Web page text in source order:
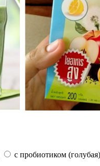
с пробиотиком (голубая)